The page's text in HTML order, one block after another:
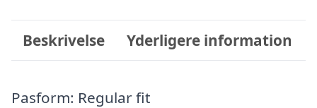
Beskrivelse Yderligere information
Pasform: Regular fit